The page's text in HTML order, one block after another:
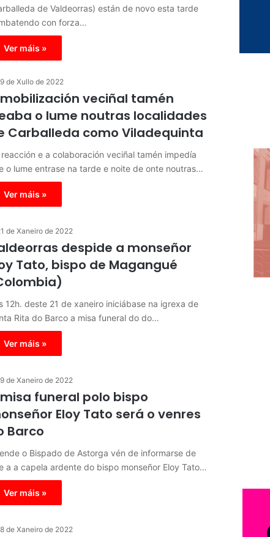
de Valdeorras) están de novo esta tarde
con forza…
Ver máis »
de Xullo de 2022
veciñal tamén
o lume noutras localidades
Carballeda como Viladequinta
reacción e a colaboración veciñal tamén impedía
o lume entrase na tarde e noite de onte noutras…
Ver máis »
de Xaneiro de 2022
despide a monseñor
Tato, bispo de Magangué
12h. deste 21 de xaneiro iniciábase na igrexa de
Rita do Barco a misa funeral do do…
Ver máis »
de Xaneiro de 2022
funeral polo bispo
Eloy Tato será o venres
Barco
o Bispado de Astorga vén de informarse de
a a capela ardente do bispo monseñor Eloy Tato…
Ver máis »
de Xaneiro de 2022